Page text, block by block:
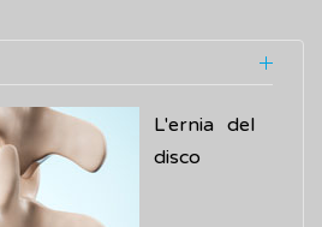
L'ernia del
disco